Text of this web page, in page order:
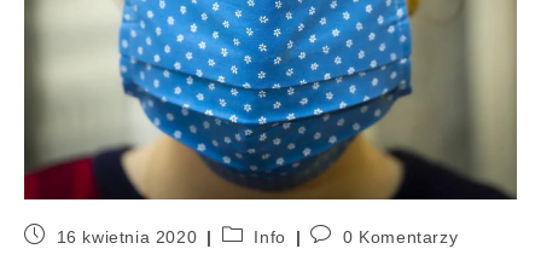
16 kwietnia 2020 Info 0 Komentarzy